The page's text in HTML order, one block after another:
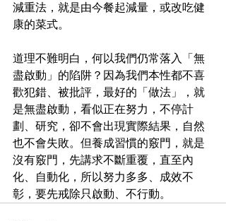
減重法，就是由今餐起減量，或改吃健
康的菜式。
道理不難明白，何以我們仍常落入「無
盡啟動」的陷阱？因為我們本性都不喜
歡犯錯、被批評，最好的「做法」，就
是無盡啟動，看似正在努力，不停計
劃、研究，卻不會出現實際結果，自然
也不會失敗。但養成習慣的竅門，就是
沒有竅門，先講求不斷重覆，直至內
化、自動化，所以努力多多、成效不
彰，要先戒除只啟動、不行動。